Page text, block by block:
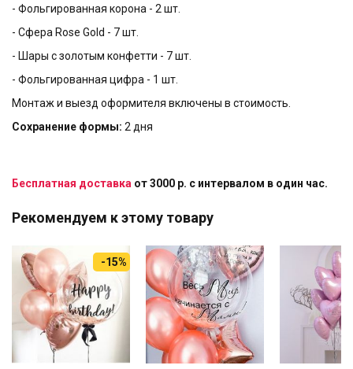
- Фольгированная корона - 2 шт.
- Сфера Rose Gold - 7 шт.
- Шары с золотым конфетти - 7 шт.
- Фольгированная цифра - 1 шт.
Монтаж и выезд оформителя включены в стоимость.
Сохранение формы: 2 дня
Бесплатная доставка от 3000 р. с интервалом в один час.
Рекомендуем к этому товару
-15%